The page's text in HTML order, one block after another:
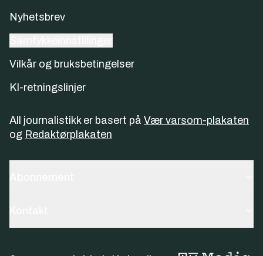
Nyhetsbrev
Vilkår og bruksbetingelser
KI-retningslinjer
All journalistikk er basert på Vær varsom-plakaten
og Redaktørplakaten